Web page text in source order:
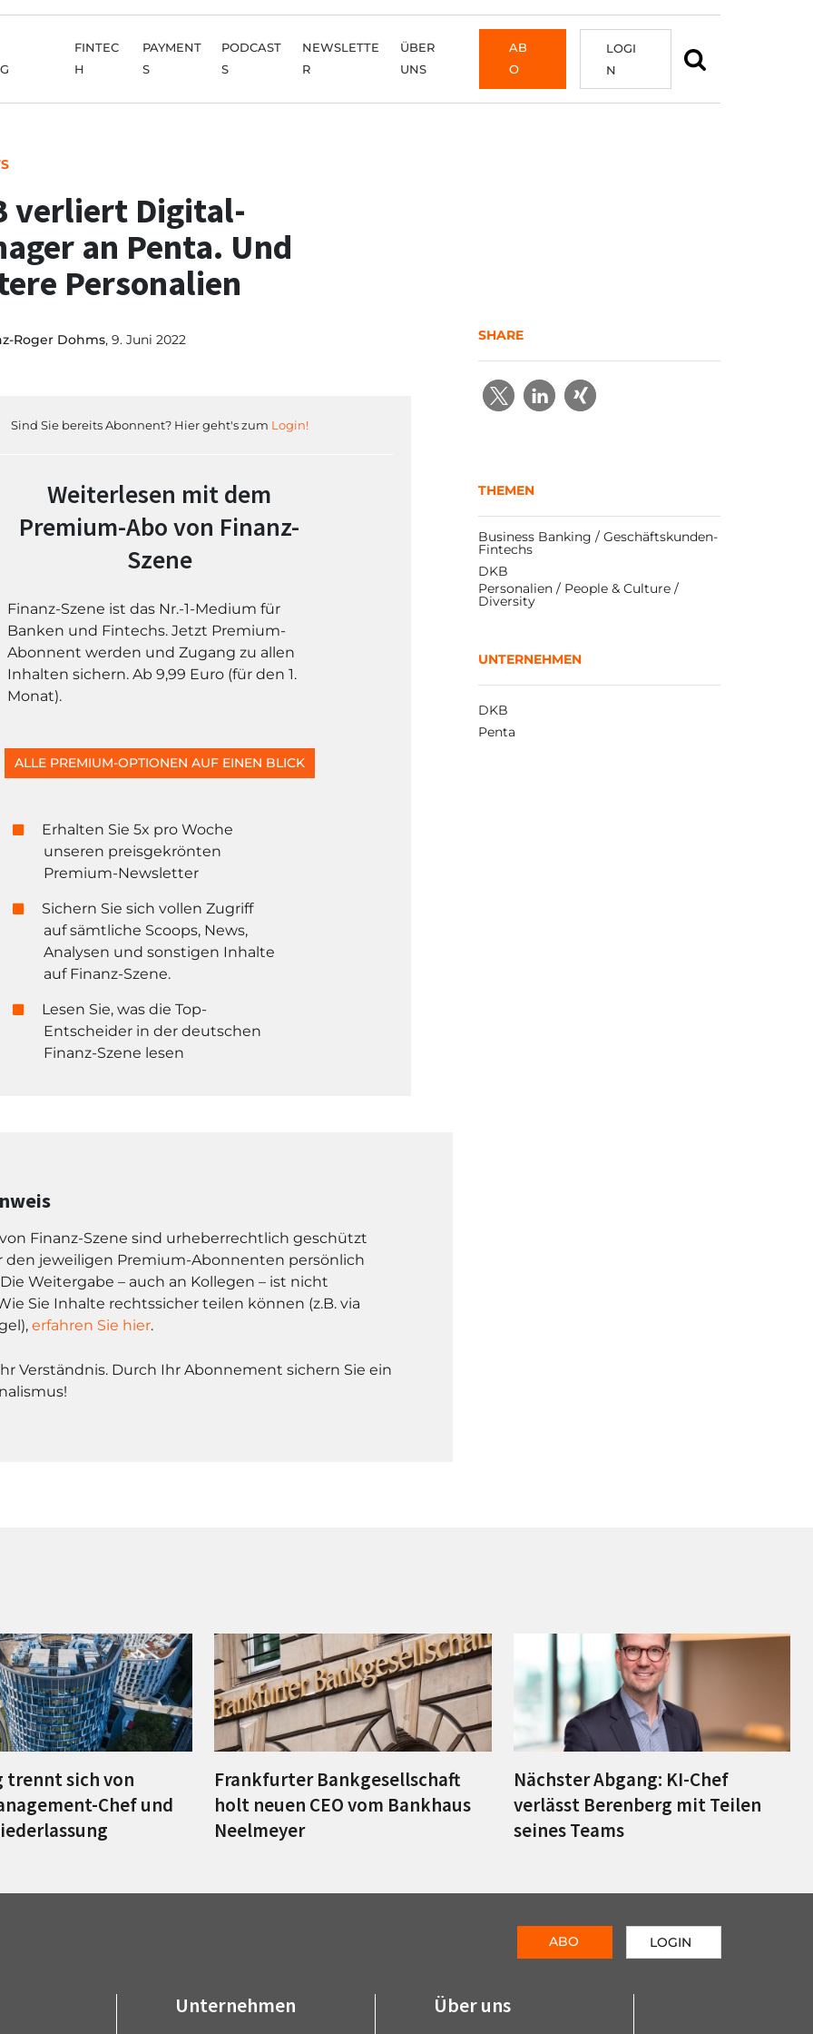
FINTEC
H
PAYMENT
S
PODCAST
S
NEWSLETTE
R
ÜBER
UNS
AB
O
LOGI
N
verliert Digital-
an Penta. Und
Personalien
Roger Dohms, 9. Juni 2022
Sind Sie bereits Abonnent? Hier geht's zum Login!
Weiterlesen mit dem
Premium-Abo von Finanz-
Szene
Finanz-Szene ist das Nr.-1-Medium für
Banken und Fintechs. Jetzt Premium-
Abonnent werden und Zugang zu allen
Inhalten sichern. Ab 9,99 Euro (für den 1.
Monat).
ALLE PREMIUM-OPTIONEN AUF EINEN BLICK
Erhalten Sie 5x pro Woche
unseren preisgekrönten
Premium-Newsletter
Sichern Sie sich vollen Zugriff
auf sämtliche Scoops, News,
Analysen und sonstigen Inhalte
auf Finanz-Szene.
Lesen Sie, was die Top-
Entscheider in der deutschen
Finanz-Szene lesen
Finanz-Szene sind urheberrechtlich geschützt
den jeweiligen Premium-Abonnenten persönlich
Weitergabe – auch an Kollegen – ist nicht
Sie Inhalte rechtssicher teilen können (z.B. via
erfahren Sie hier.
Verständnis. Durch Ihr Abonnement sichern Sie ein
SHARE
THEMEN
Business Banking / Geschäftskunden-
Fintechs
DKB
Personalien / People & Culture /
Diversity
UNTERNEHMEN
DKB
Penta
trennt sich von
Chef und
Frankfurter Bankgesellschaft
holt neuen CEO vom Bankhaus
Neelmeyer
Nächster Abgang: KI-Chef
verlässt Berenberg mit Teilen
seines Teams
Unternehmen Über uns
ABO LOGIN